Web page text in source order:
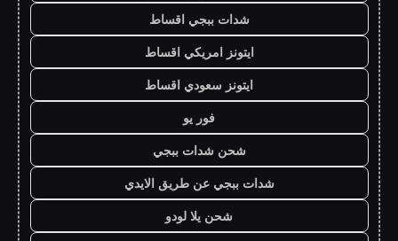
شدات ببجي اقساط
ايتونز امريكي اقساط
ايتونز سعودي اقساط
فور يو
شحن شدات ببجي
شدات ببجي عن طريق الايدي
شحن يلا لودو